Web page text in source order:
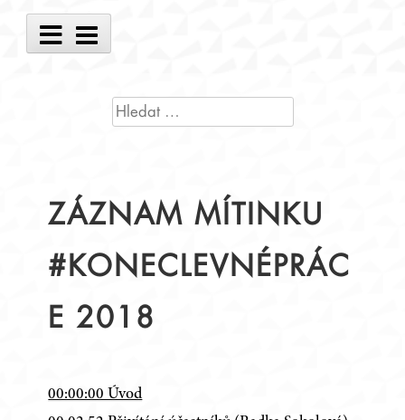
Main
Menu
VYHLEDÁVÁNÍ
ZÁZNAM MÍTINKU
#KONECLEVNÉPRÁC
E 2018
00:00:00 Úvod